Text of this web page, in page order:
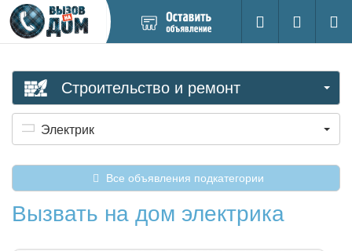
новое
Поиск
Вход на
Строительство и ремонт
Электрик
Все объявления подкатегории
Вызвать на дом электрика